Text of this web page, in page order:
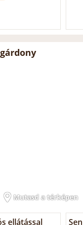
Mutasd a térképen
ellátással